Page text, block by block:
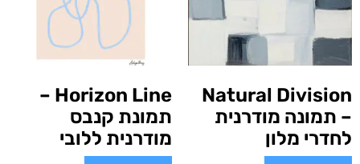
Natural Division
– תמונה מודרנית
לחדרי מלון
Horizon Line –
תמונת קנבס
מודרנית ללובי